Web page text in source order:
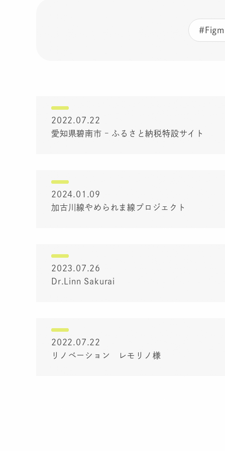
2022.07.22
愛知県碧南市 – ふるさと納税特設サイト
2024.01.09
加古川線やめられま線プロジェクト
2023.07.26
Dr.Linn Sakurai
2022.07.22
リノベーション レモリノ様